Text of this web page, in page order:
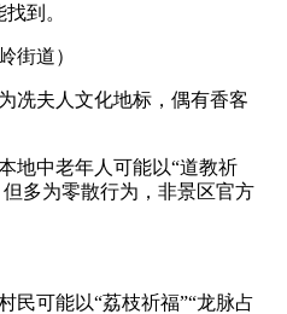
到。
街道）
冼夫人文化地标，偶有香客
地中老年人可能以“道教祈
多为零散行为，非景区官方
民可能以“荔枝祈福”“龙脉占